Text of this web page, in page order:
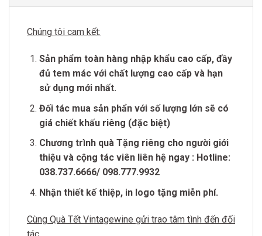
Chúng tôi cam kết:
Sản phẩm toàn hàng nhập khẩu cao cấp, đầy
đủ tem mác với chất lượng cao cấp và hạn
sử dụng mới nhất.
Đối tác mua sản phẩn với số lượng lớn sẽ có
giá chiết khấu riêng (đặc biệt)
Chương trình quà Tặng riêng cho người giới
thiệu và cộng tác viên liên hệ ngay : Hotline:
038.737.6666/ 098.777.9932
Nhận thiết kế thiệp, in logo tặng miễn phí.
Cùng Quà Tết Vintagewine gửi trao tâm tình đến đối